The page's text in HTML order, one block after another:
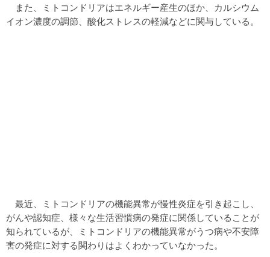
また、ミトコンドリアはエネルギー産生のほか、カルシウム
イオン濃度の調節、酸化ストレスの軽減などに関与している。
最近、ミトコンドリアの機能異常が慢性炎症を引き起こし、
がんや認知症、様々な生活習慣病の発症に関係していることが
知られているが、ミトコンドリアの機能異常がうつ病や不安障
害の発症に対する関わりはよくわかっていなかった。